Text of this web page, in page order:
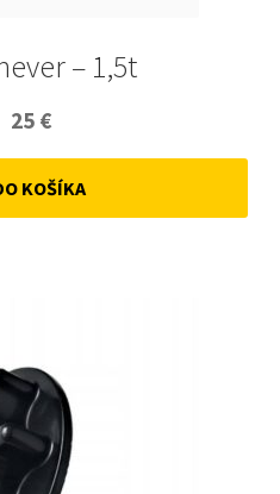
– 1,5t
Original
25 €
price
is:
KOŠÍKA